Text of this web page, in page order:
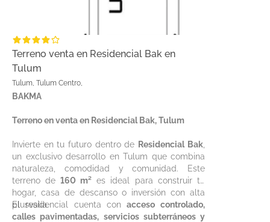
Terreno venta en Residencial Bak en
Tulum
Tulum, Tulum Centro,
BAKMA
Terreno en venta en Residencial Bak, Tulum
Invierte en tu futuro dentro de Residencial Bak
un exclusivo desarrollo en Tulum que combina
naturaleza, comodidad y comunidad. Este
terreno de 160 m² es ideal para construir tu
hogar, casa de descanso o inversión con alta
plusvalía.
El residencial cuenta con acceso controlado,
calles pavimentadas, servicios subterráneos y